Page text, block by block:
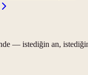
— istediğin an,